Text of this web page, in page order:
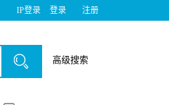
IP登录 登录 注册
高级搜索